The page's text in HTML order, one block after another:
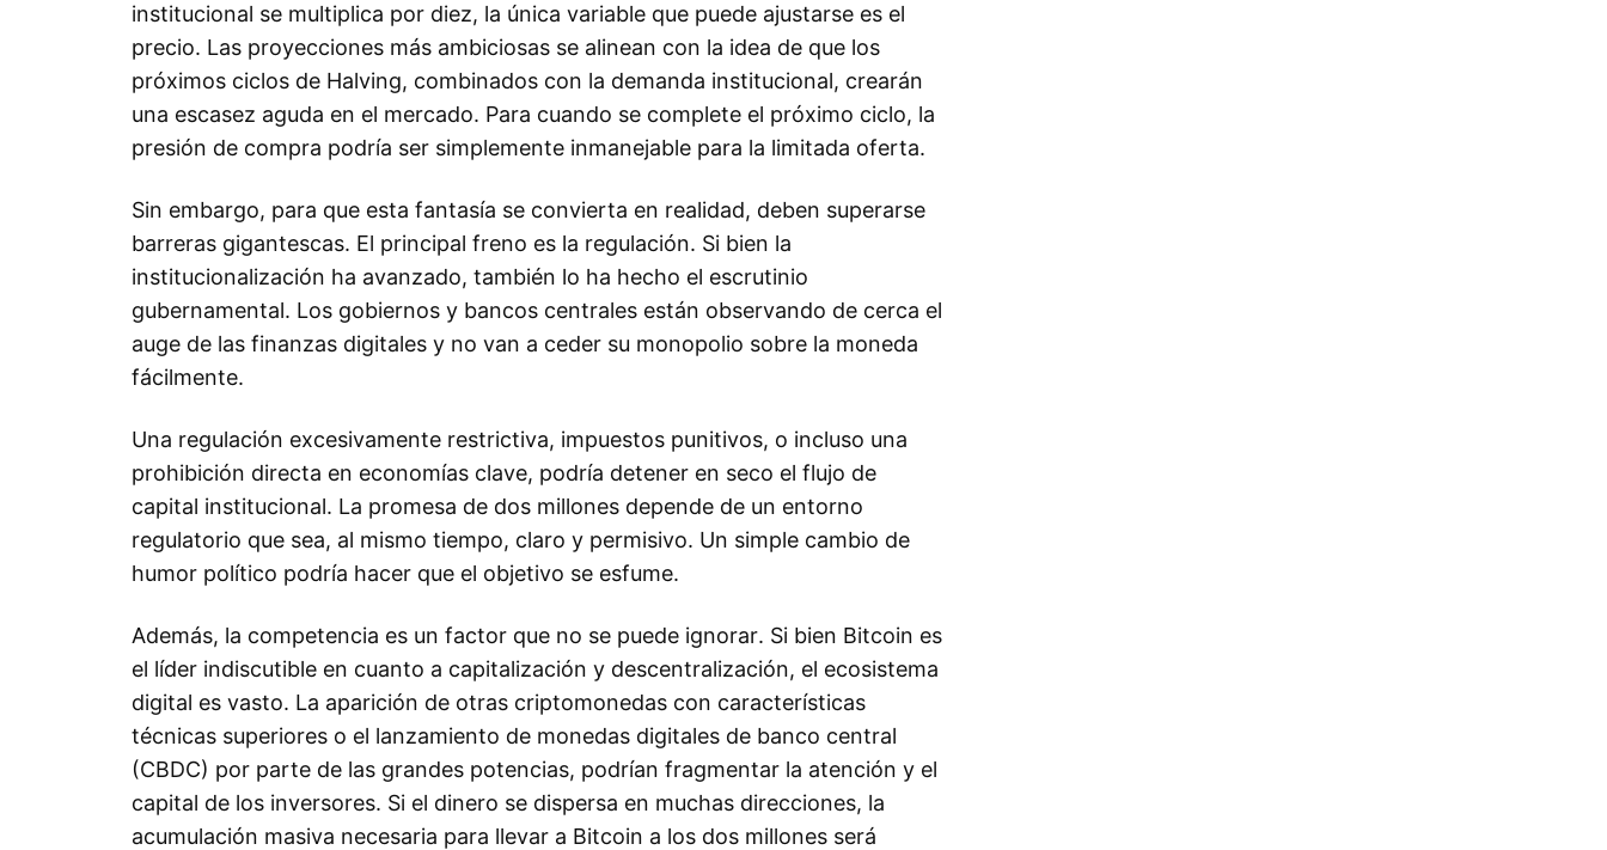
institucional se multiplica por diez, la única variable que puede ajustarse es el
precio. Las proyecciones más ambiciosas se alinean con la idea de que los
próximos ciclos de Halving, combinados con la demanda institucional, crearán
una escasez aguda en el mercado. Para cuando se complete el próximo ciclo, la
presión de compra podría ser simplemente inmanejable para la limitada oferta.
Sin embargo, para que esta fantasía se convierta en realidad, deben superarse
barreras gigantescas. El principal freno es la regulación. Si bien la
institucionalización ha avanzado, también lo ha hecho el escrutinio
gubernamental. Los gobiernos y bancos centrales están observando de cerca el
auge de las finanzas digitales y no van a ceder su monopolio sobre la moneda
fácilmente.
Una regulación excesivamente restrictiva, impuestos punitivos, o incluso una
prohibición directa en economías clave, podría detener en seco el flujo de
capital institucional. La promesa de dos millones depende de un entorno
regulatorio que sea, al mismo tiempo, claro y permisivo. Un simple cambio de
humor político podría hacer que el objetivo se esfume.
Además, la competencia es un factor que no se puede ignorar. Si bien Bitcoin es
el líder indiscutible en cuanto a capitalización y descentralización, el ecosistema
digital es vasto. La aparición de otras criptomonedas con características
técnicas superiores o el lanzamiento de monedas digitales de banco central
(CBDC) por parte de las grandes potencias, podrían fragmentar la atención y el
capital de los inversores. Si el dinero se dispersa en muchas direcciones, la
acumulación masiva necesaria para llevar a Bitcoin a los dos millones será